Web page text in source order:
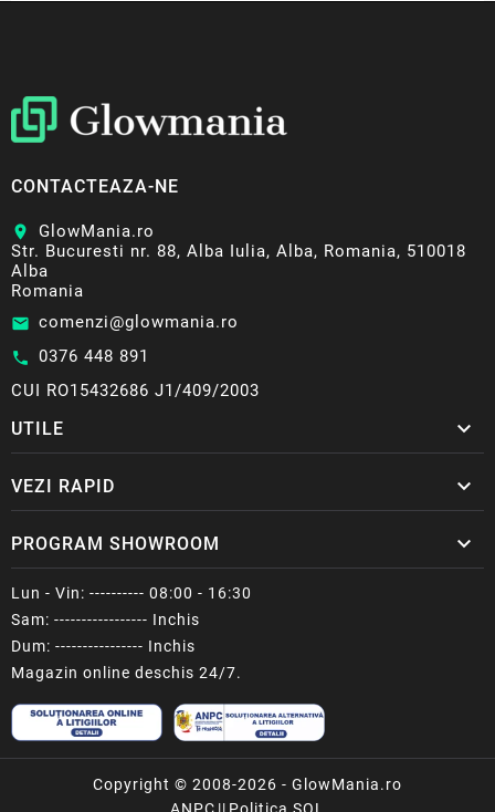
CONTACTEAZA-NE
location_on
GlowMania.ro
Str. Bucuresti nr. 88, Alba Iulia, Alba, Romania, 510018
Alba
Romania
email comenzi@glowmania.ro
call 0376 448 891
CUI RO15432686 J1/409/2003
UTILE 
VEZI RAPID 
PROGRAM SHOWROOM 
Lun - Vin: ---------- 08:00 - 16:30
Sam: ----------------- Inchis
Dum: ---------------- Inchis
Magazin online deschis 24/7.
Copyright © 2008-2026 - GlowMania.ro
ANPC || Politica SOL